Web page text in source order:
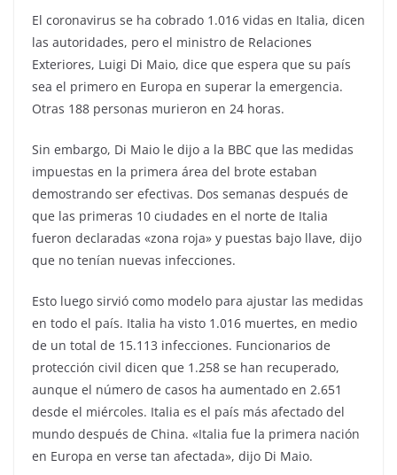
El coronavirus se ha cobrado 1.016 vidas en Italia, dicen
las autoridades, pero el ministro de Relaciones
Exteriores, Luigi Di Maio, dice que espera que su país
sea el primero en Europa en superar la emergencia.
Otras 188 personas murieron en 24 horas.
Sin embargo, Di Maio le dijo a la BBC que las medidas
impuestas en la primera área del brote estaban
demostrando ser efectivas. Dos semanas después de
que las primeras 10 ciudades en el norte de Italia
fueron declaradas «zona roja» y puestas bajo llave, dijo
que no tenían nuevas infecciones.
Esto luego sirvió como modelo para ajustar las medidas
en todo el país. Italia ha visto 1.016 muertes, en medio
de un total de 15.113 infecciones. Funcionarios de
protección civil dicen que 1.258 se han recuperado,
aunque el número de casos ha aumentado en 2.651
desde el miércoles. Italia es el país más afectado del
mundo después de China. «Italia fue la primera nación
en Europa en verse tan afectada», dijo Di Maio.